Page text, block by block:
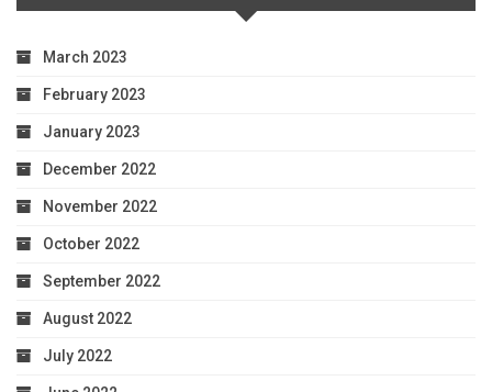
March 2023
February 2023
January 2023
December 2022
November 2022
October 2022
September 2022
August 2022
July 2022